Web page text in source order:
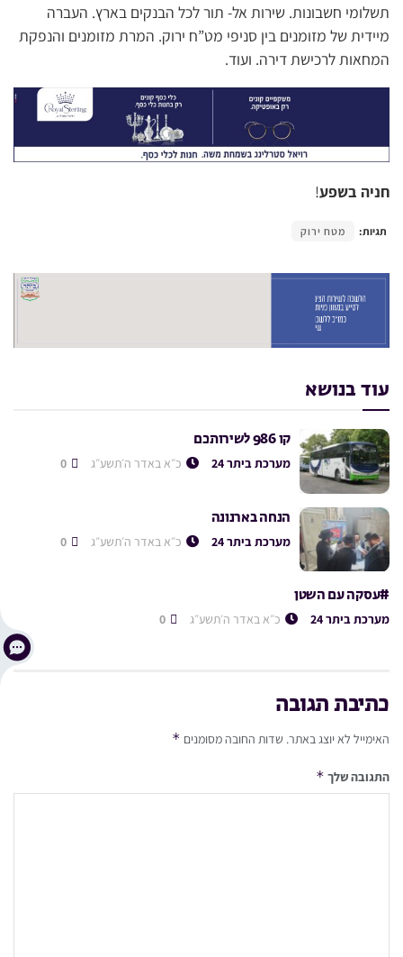
תשלומי חשבונות. שירות אל- תור לכל הבנקים בארץ. העברה
מיידית של מזומנים בין סניפי מט”ח ירוק. המרת מזומנים והנפקת
המחאות לרכישת דירה. ועוד.
חניה בשפע!
תגיות: מטח ירוק
עוד בנושא
קו 986 לשירותכם
מערכת ביתר 24 כ״א באדר ה׳תשע״ג
הנחה בארנונה
מערכת ביתר 24 כ״א באדר ה׳תשע״ג
#עסקה עם השטן
מערכת ביתר 24 כ״א באדר ה׳תשע״ג
כתיבת תגובה
האימייל לא יוצג באתר. שדות החובה מסומנים *
התגובה שלך *